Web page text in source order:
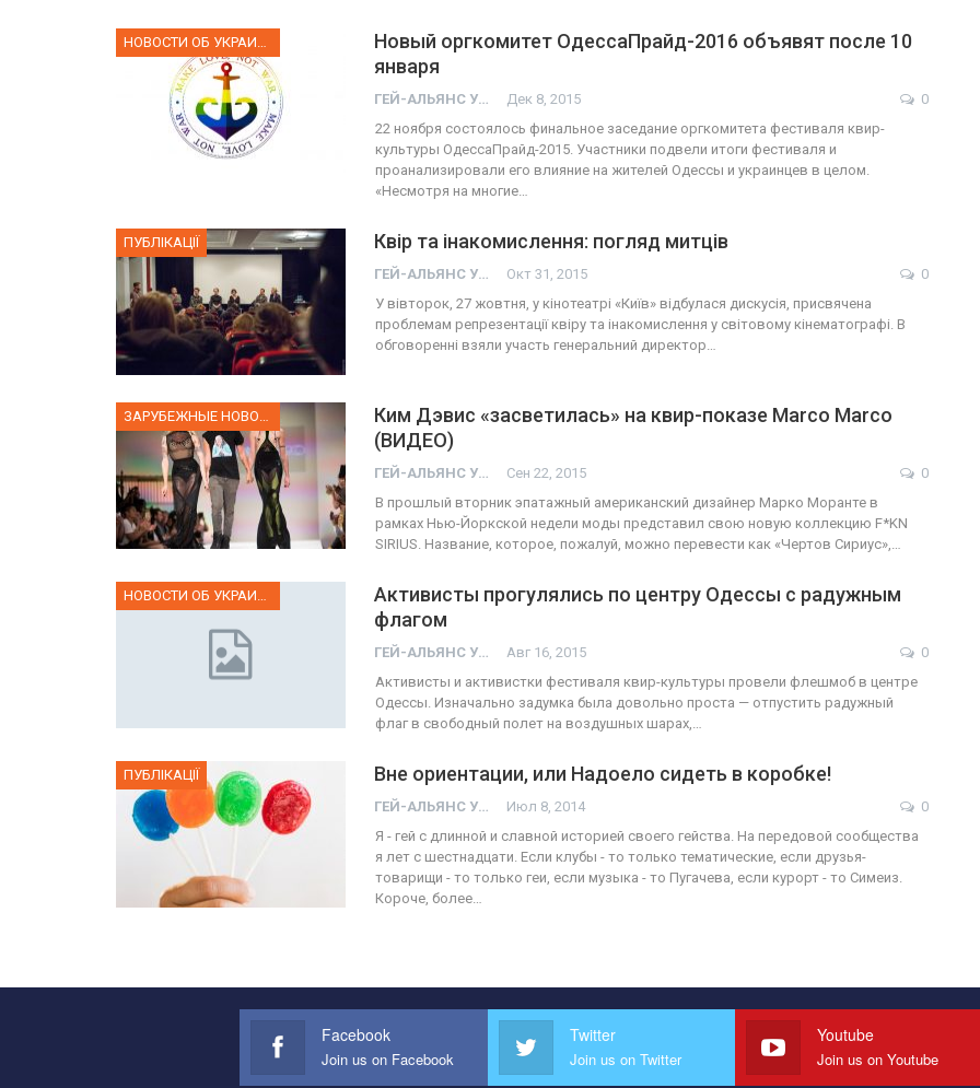
Новый оргкомитет ОдессаПрайд-2016 объявят после 10
января
ГЕЙ-АЛЬЯНС УКРАИНА Дек 8, 2015
0
22 ноября состоялось финальное заседание оргкомитета фестиваля квир-
культуры ОдессаПрайд-2015. Участники подвели итоги фестиваля и
проанализировали его влияние на жителей Одессы и украинцев в целом.
«Несмотря на многие…
ПУБЛІКАЦІЇ Квір та інакомислення: погляд митців
ГЕЙ-АЛЬЯНС УКРАИНА Окт 31, 2015
0
У вівторок, 27 жовтня, у кінотеатрі «Київ» відбулася дискусія, присвячена
проблемам репрезентації квіру та інакомислення у світовому кінематографі. В
обговоренні взяли участь генеральний директор…
ЗАРУБЕЖНЫЕ НОВОСТИ
Ким Дэвис «засветилась» на квир-показе Marco Marco
(ВИДЕО)
ГЕЙ-АЛЬЯНС УКРАИНА Сен 22, 2015
0
В прошлый вторник эпатажный американский дизайнер Марко Моранте в
рамках Нью-Йоркской недели моды представил свою новую коллекцию F*KN
SIRIUS. Название, которое, пожалуй, можно перевести как «Чертов Сириус»,…
НОВОСТИ ОБ УКРАИНЕ
Активисты прогулялись по центру Одессы с радужным
флагом
ГЕЙ-АЛЬЯНС УКРАИНА Авг 16, 2015
0
Активисты и активистки фестиваля квир-культуры провели флешмоб в центре
Одессы. Изначально задумка была довольно проста — отпустить радужный
флаг в свободный полет на воздушных шарах,…
ПУБЛІКАЦІЇ Вне ориентации, или Надоело сидеть в коробке!
ГЕЙ-АЛЬЯНС УКРАИНА Июл 8, 2014
0
Я - гей с длинной и славной историей своего гейства. На передовой сообщества
я лет с шестнадцати. Если клубы - то только тематические, если друзья-
товарищи - то только геи, если музыка - то Пугачева, если курорт - то Симеиз.
Короче, более…
Facebook
Join us on Facebook
Twitter
Join us on Twitter
Youtube
Join us on Youtube